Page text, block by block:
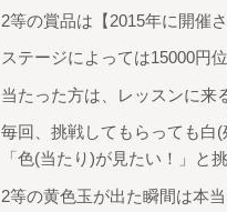
2等の賞品は【2015年に開催
ステージによっては15000円
当たった方は、レッスンに
毎回、挑戦してもらっても白
「色(当たり)が見たい！」と
2等の黄色玉が出た瞬間は本